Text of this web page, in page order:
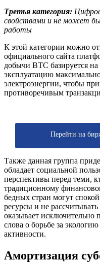
Третья категория:
свойствами и не может
работы
К этой категории можно
официального сайта
добычи ВТС базируется на
эксплуатацию
электроэнергии, чтобы
противоречивым
Перейти на
Также данная группа
обладает социальной
перспективы перед теми,
традиционному
бедных стран могут
ресурсы и не
оказывает исключительно
слова о борьбе за
активности.
Амортизация